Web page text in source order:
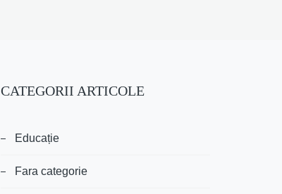
CATEGORII ARTICOLE
Educație
Fara categorie